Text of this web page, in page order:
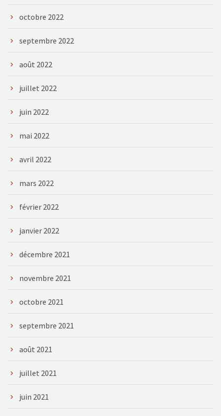
octobre 2022
septembre 2022
août 2022
juillet 2022
juin 2022
mai 2022
avril 2022
mars 2022
février 2022
janvier 2022
décembre 2021
novembre 2021
octobre 2021
septembre 2021
août 2021
juillet 2021
juin 2021